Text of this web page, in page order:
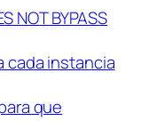
NOT BYPASS
cada instancia
que